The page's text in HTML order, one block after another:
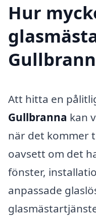
Hur
Att hitta en
Gullbranna kan
när det kommer
oavsett om det
fönster,
anpassade